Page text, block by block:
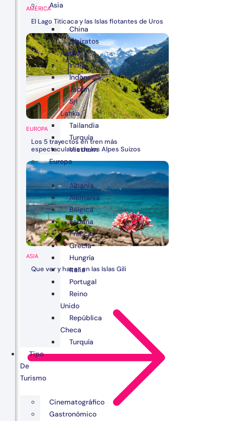
AMÉRICA
El Lago Titicaca y las Islas flotantes de Uros
EUROPA
Los 5 trayectos en tren más
espectaculares de los Alpes Suizos
ASIA
Que ver y hacer en las Islas Gili
Asia
China
Emiratos
Árabes
India
Indonesia
Japón
Sri
Lanka
Tailandia
Turquía
Vietnam
Europa
Albania
Alemania
Bélgica
España
Francia
Grecia
Hungría
Italia
Portugal
Reino
Unido
República
Checa
Turquía
Tipo
De
Turismo
Cinematográfico
Gastronómico